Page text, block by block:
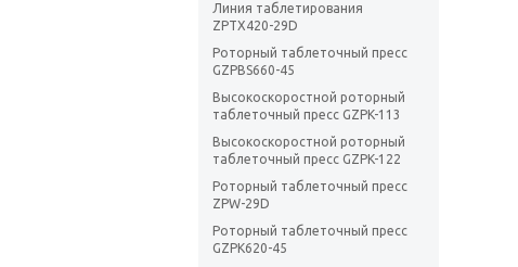
Линия таблетирования
ZPTX420-29D
Роторный таблеточный пресс
GZPBS660-45
Высокоскоростной роторный
таблеточный пресс GZPK-113
Высокоскоростной роторный
таблеточный пресс GZPK-122
Роторный таблеточный пресс
ZPW-29D
Роторный таблеточный пресс
GZPK620-45